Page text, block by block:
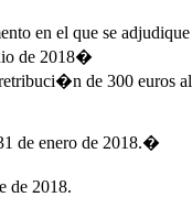
en el que se
de 2018�
de 300 euros al
de enero de 2018.�
de 2018.